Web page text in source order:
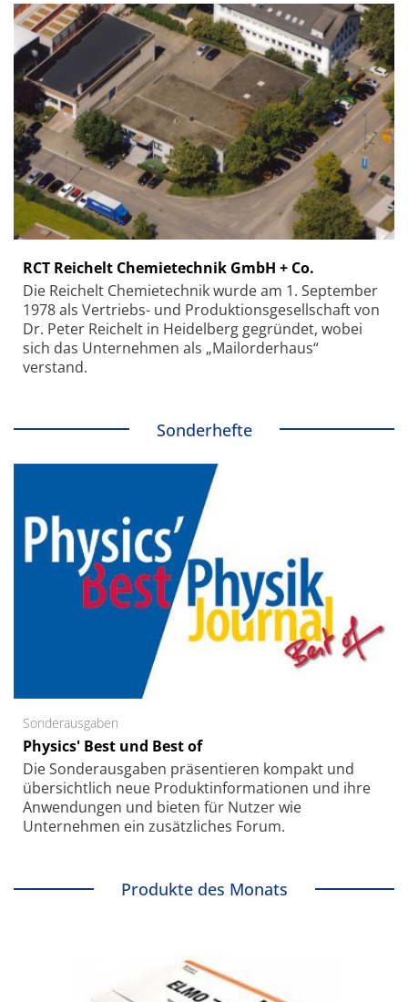
RCT Reichelt Chemietechnik GmbH + Co.
Die Reichelt Chemietechnik wurde am 1. September
1978 als Vertriebs- und Produktionsgesellschaft von
Dr. Peter Reichelt in Heidelberg gegründet, wobei
sich das Unternehmen als „Mailorderhaus“
verstand.
Sonderhefte
Sonderausgaben
Physics' Best und Best of
Die Sonder­ausgaben präsentieren kompakt und
übersichtlich neue Produkt­informationen und ihre
Anwendungen und bieten für Nutzer wie
Unternehmen ein zusätzliches Forum.
Produkte des Monats